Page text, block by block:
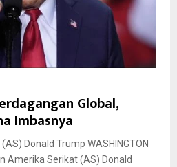
Global,
Imbasnya
Donald Trump WASHINGTON
Amerika Serikat (AS) Donald